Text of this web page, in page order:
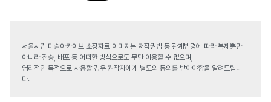
서울시립 미술아카이브 소장자료 이미지는 저작권법 등 관계법령에 따라 복제뿐만
아니라 전송, 배포 등 어떠한 방식으로도 무단 이용할 수 없으며,
영리적인 목적으로 사용할 경우 원작자에게 별도의 동의를 받아야함을 알려드립니
다.